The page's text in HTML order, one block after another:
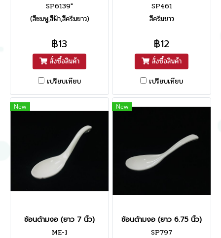
SP6139"
(สีชมพู,สีฟ้า,สีครีมขาว)
฿13
สั่งซื้อสินค้า
เปรียบเทียบ
SP461
สีครีมขาว
฿12
สั่งซื้อสินค้า
เปรียบเทียบ
New
ช้อนด้ามงอ (ยาว 7 นิ้ว)
ME-1
New
ช้อนด้ามงอ (ยาว 6.75 นิ้ว)
SP797